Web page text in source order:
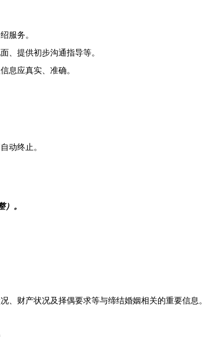
服务。
、提供初步沟通指导等。
息应真实、准确。
动终止。
）。
财产状况及择偶要求等与缔结婚姻相关的重要信息。